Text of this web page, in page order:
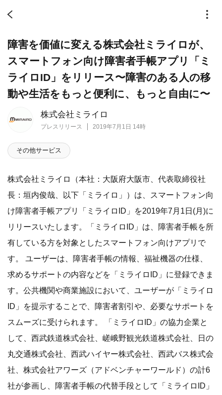
株式会社ミライロ
プレスリリース 2019年7月1日 14時
障害を価値に変える株式会社ミライロが、
スマートフォン向け障害者手帳アプリ「ミ
ライロID」をリリース〜障害のある人の移
動や生活をもっと便利に、もっと自由に〜
その他サービス
株式会社ミライロ（本社：大阪府大阪市、代表取締役社
長：垣内俊哉、以下「ミライロ」）は、スマートフォン向
け障害者手帳アプリ「ミライロID」を2019年7月1日(月)に
リリースいたします。「ミライロID」は、障害者手帳を所
有している方を対象としたスマートフォン向けアプリで
す。 ユーザーは、障害者手帳の情報、福祉機器の仕様、
求めるサポートの内容などを「ミライロID」に登録できま
す。公共機関や商業施設において、ユーザーが「ミライロ
ID」を提示することで、障害者割引や、必要なサポートを
スムーズに受けられます。 「ミライロID」の協力企業と
して、西武鉄道株式会社、嵯峨野観光鉄道株式会社、日の
丸交通株式会社、西武ハイヤー株式会社、西武バス株式会
社、株式会社アワーズ（アドベンチャーワールド）の計6
社が参画し、障害者手帳の代替手段として「ミライロID」